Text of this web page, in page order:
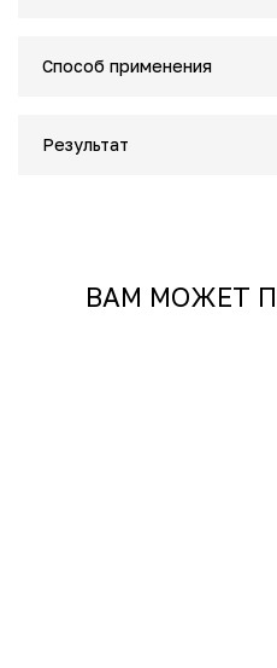
Способ применения
Результат
ВАМ МОЖЕТ